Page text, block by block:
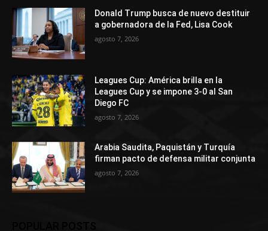
Donald Trump busca de nuevo destituir
a gobernadora de la Fed, Lisa Cook
agosto 7, 2026
Leagues Cup: América brilla en la
Leagues Cup y se impone 3-0 al San
Diego FC
agosto 7, 2026
Arabia Saudita, Paquistán y Turquía
firman pacto de defensa militar conjunta
agosto 7, 2026